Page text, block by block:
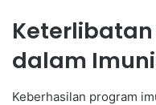
Keterlibatan
dalam
Keberhasilan program